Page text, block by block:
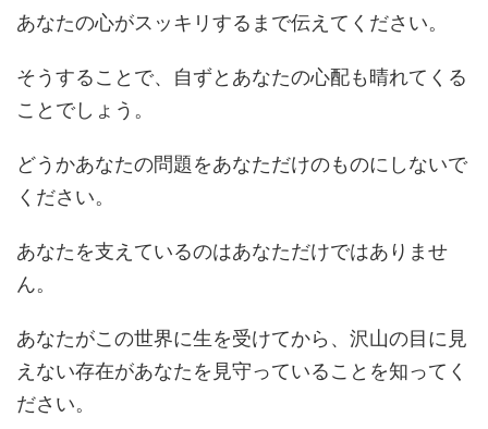
あなたの心がスッキリするまで伝えてください。
そうすることで、自ずとあなたの心配も晴れてくる
ことでしょう。
どうかあなたの問題をあなただけのものにしないで
ください。
あなたを支えているのはあなただけではありませ
ん。
あなたがこの世界に生を受けてから、沢山の目に見
えない存在があなたを見守っていることを知ってく
ださい。